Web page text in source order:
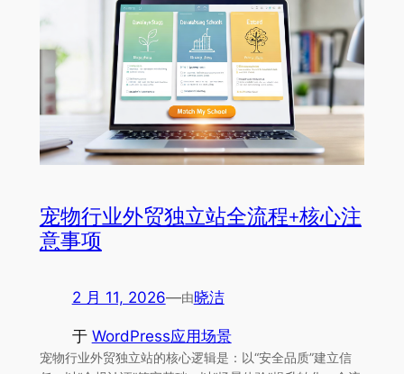
宠物行业外贸独立站全流程+核心注
意事项
2 月 11, 2026—由晓洁
于 WordPress应用场景
宠物行业外贸独立站的核心逻辑是：以“安全品质”建立信